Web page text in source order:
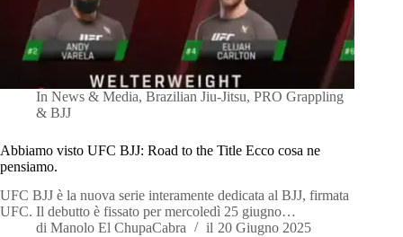
In News & Media,Brazilian Jiu-Jitsu,PRO Grappling
& BJJ
Abbiamo visto UFC BJJ: Road to the Title Ecco cosa ne
pensiamo.
UFC BJJ è la nuova serie interamente dedicata al BJJ, firmata
UFC. Il debutto è fissato per mercoledì 25 giugno…
di Manolo El ChupaCabra il 20 Giugno 2025